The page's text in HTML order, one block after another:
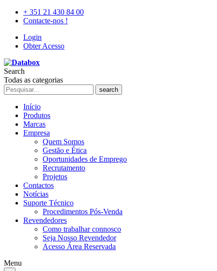
+ 351 21 430 84 00
Contacte-nos !
Login
Obter Acesso
Search
Todas as categorias
search
Início
Produtos
Marcas
Empresa
Quem Somos
Gestão e Ética
Oportunidades de Emprego
Recrutamento
Projetos
Contactos
Notícias
Suporte Técnico
Procedimentos Pós-Venda
Revendedores
Como trabalhar connosco
Seja Nosso Revendedor
Acesso Área Reservada
Menu